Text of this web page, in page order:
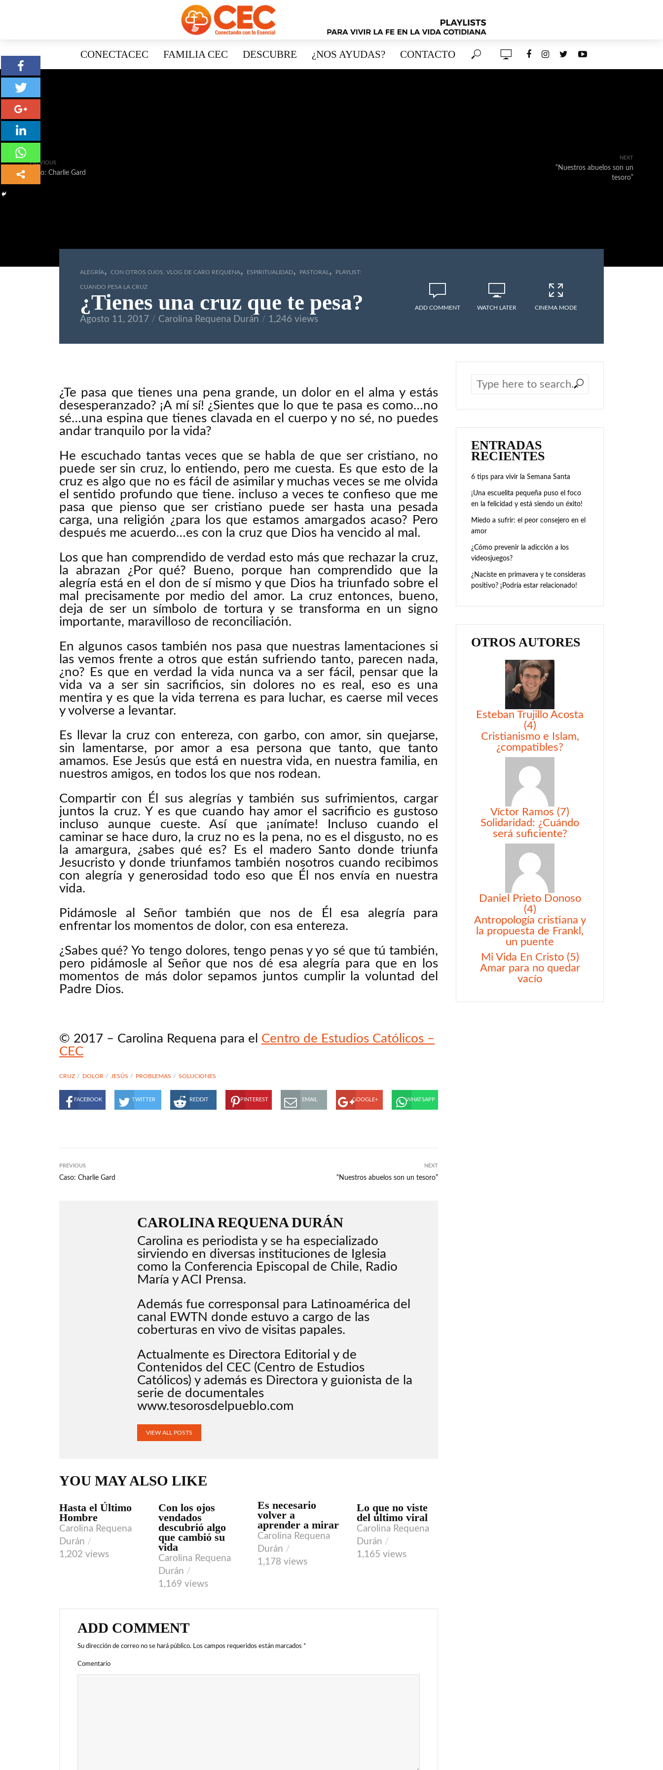
CONECTACEC FAMILIA CEC DESCUBRE ¿NOS AYUDAS? CONTACTO
PREVIOUS
Caso: Charlie Gard
NEXT
“Nuestros abuelos son un
tesoro”
ALEGRÍA, CON OTROS OJOS, VLOG DE CARO REQUENA, ESPIRITUALIDAD, PASTORAL , PLAYLIST:
CUANDO PESA LA CRUZ
¿Tienes una cruz que te pesa?
Agosto 11, 2017 Carolina Requena Durán 1,246 views
ADD COMMENT WATCH LATER CINEMA MODE
¿Te pasa que tienes una pena grande, un dolor en el alma y estás
desesperanzado? ¡A mí sí! ¿Sientes que lo que te pasa es como…no
sé…una espina que tienes clavada en el cuerpo y no sé, no puedes
andar tranquilo por la vida?
He escuchado tantas veces que se habla de que ser cristiano, no
puede ser sin cruz, lo entiendo, pero me cuesta. Es que esto de la
cruz es algo que no es fácil de asimilar y muchas veces se me olvida
el sentido profundo que tiene. incluso a veces te confieso que me
pasa que pienso que ser cristiano puede ser hasta una pesada
carga, una religión ¿para los que estamos amargados acaso? Pero
después me acuerdo…es con la cruz que Dios ha vencido al mal.
Los que han comprendido de verdad esto más que rechazar la cruz,
la abrazan ¿Por qué? Bueno, porque han comprendido que la
alegría está en el don de sí mismo y que Dios ha triunfado sobre el
mal precisamente por medio del amor. La cruz entonces, bueno,
deja de ser un símbolo de tortura y se transforma en un signo
importante, maravilloso de reconciliación.
En algunos casos también nos pasa que nuestras lamentaciones si
las vemos frente a otros que están sufriendo tanto, parecen nada,
¿no? Es que en verdad la vida nunca va a ser fácil, pensar que la
vida va a ser sin sacrificios, sin dolores no es real, eso es una
mentira y es que la vida terrena es para luchar, es caerse mil veces
y volverse a levantar.
Es llevar la cruz con entereza, con garbo, con amor, sin quejarse,
sin lamentarse, por amor a esa persona que tanto, que tanto
amamos. Ese Jesús que está en nuestra vida, en nuestra familia, en
nuestros amigos, en todos los que nos rodean.
Compartir con Él sus alegrías y también sus sufrimientos, cargar
juntos la cruz. Y es que cuando hay amor el sacrificio es gustoso
incluso aunque cueste. Así que ¡anímate! Incluso cuando el
caminar se hace duro, la cruz no es la pena, no es el disgusto, no es
la amargura, ¿sabes qué es? Es el madero Santo donde triunfa
Jesucristo y donde triunfamos también nosotros cuando recibimos
con alegría y generosidad todo eso que Él nos envía en nuestra
vida.
Pidámosle al Señor también que nos de Él esa alegría para
enfrentar los momentos de dolor, con esa entereza.
¿Sabes qué? Yo tengo dolores, tengo penas y yo sé que tú también,
pero pidámosle al Señor que nos dé esa alegría para que en los
momentos de más dolor sepamos juntos cumplir la voluntad del
Padre Dios.
© 2017 – Carolina Requena para el Centro de Estudios Católicos –
CEC
CRUZ DOLOR JESÚS PROBLEMAS SOLUCIONES
FACEBOOK TWITTER REDDIT PINTEREST EMAIL GOOGLE+ WHATSAPP
PREVIOUS
Caso: Charlie Gard
NEXT
“Nuestros abuelos son un tesoro”
CAROLINA REQUENA DURÁN
Carolina es periodista y se ha especializado
sirviendo en diversas instituciones de Iglesia
como la Conferencia Episcopal de Chile, Radio
María y ACI Prensa.
Además fue corresponsal para Latinoamérica del
canal EWTN donde estuvo a cargo de las
coberturas en vivo de visitas papales.
Actualmente es Directora Editorial y de
Contenidos del CEC (Centro de Estudios
Católicos) y además es Directora y guionista de la
serie de documentales
www.tesorosdelpueblo.com
VIEW ALL POSTS
YOU MAY ALSO LIKE
VIDEO
Hasta el Último
Hombre
Carolina Requena
Durán
1,202 views
VIDEO
Con los ojos
vendados
descubrió algo
que cambió su
vida
Carolina Requena
Durán
1,169 views
Es necesario
volver a
aprender a mirar
Carolina Requena
Durán
1,178 views
VIDEO
Lo que no viste
del último viral
Carolina Requena
Durán
1,165 views
ADD COMMENT
Su dirección de correo no se hará público. Los campos requeridos están marcados *
Comentario
ENTRADAS
RECIENTES
6 tips para vivir la Semana Santa
¡Una escuelita pequeña puso el foco
en la felicidad y está siendo un éxito!
Miedo a sufrir: el peor consejero en el
amor
¿Cómo prevenir la adicción a los
videosjuegos?
¿Naciste en primavera y te consideras
positivo? ¡Podría estar relacionado!
OTROS AUTORES
Esteban Trujillo Acosta
(4)
Cristianismo e Islam,
¿compatibles?
Víctor Ramos (7)
Solidaridad: ¿Cuándo
será suficiente?
Daniel Prieto Donoso
(4)
Antropología cristiana y
la propuesta de Frankl,
un puente
Mi Vida En Cristo (5)
Amar para no quedar
vacío